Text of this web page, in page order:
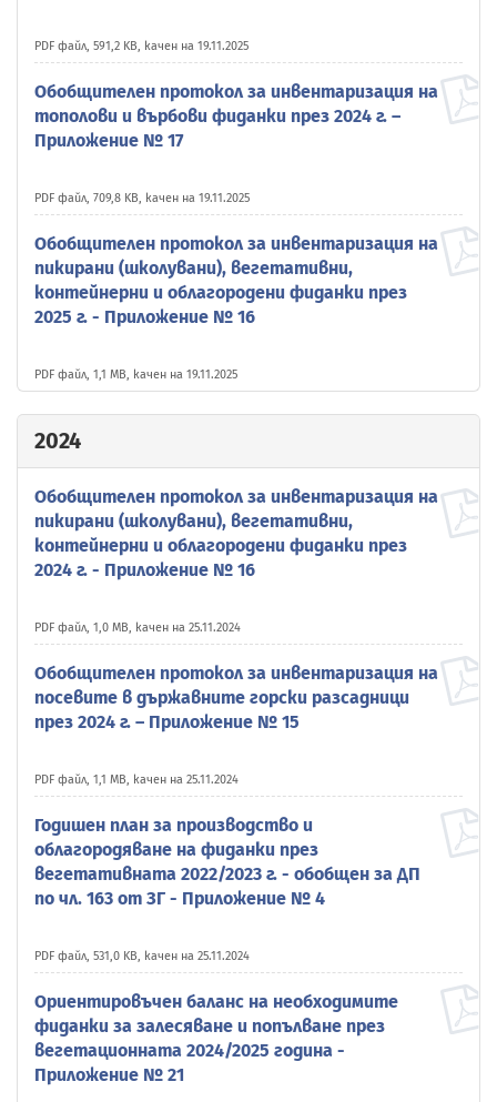
PDF файл, 591,2 KB, качен на 19.11.2025
Обобщителен протокол за инвентаризация на
тополови и върбови фиданки през 2024 г. –
Приложение № 17
PDF файл, 709,8 KB, качен на 19.11.2025
Обобщителен протокол за инвентаризация на
пикирани (школувани), вегетативни,
контейнерни и облагородени фиданки през
2025 г. - Приложение № 16
PDF файл, 1,1 MB, качен на 19.11.2025
2024
Обобщителен протокол за инвентаризация на
пикирани (школувани), вегетативни,
контейнерни и облагородени фиданки през
2024 г. - Приложение № 16
PDF файл, 1,0 MB, качен на 25.11.2024
Обобщителен протокол за инвентаризация на
посевите в държавните горски разсадници
през 2024 г. – Приложение № 15
PDF файл, 1,1 MB, качен на 25.11.2024
Годишен план за производство и
облагородяване на фиданки през
вегетативната 2022/2023 г. - обобщен за ДП
по чл. 163 от ЗГ - Приложение № 4
PDF файл, 531,0 KB, качен на 25.11.2024
Ориентировъчен баланс на необходимите
фиданки за залесяване и попълване през
вегетационната 2024/2025 година -
Приложение № 21